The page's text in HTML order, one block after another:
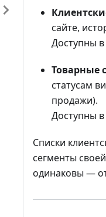
сайте,
Доступны в
Товарные
статусам
продажи).
Доступны в
Списки
сегменты
одинаковы —